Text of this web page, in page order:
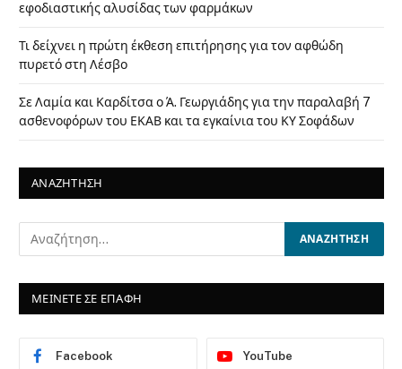
εφοδιαστικής αλυσίδας των φαρμάκων
Τι δείχνει η πρώτη έκθεση επιτήρησης για τον αφθώδη
πυρετό στη Λέσβο
Σε Λαμία και Καρδίτσα ο Ά. Γεωργιάδης για την παραλαβή 7
ασθενοφόρων του ΕΚΑΒ και τα εγκαίνια του ΚΥ Σοφάδων
ΑΝΑΖΗΤΗΣΗ
ΜΕΙΝΕΤΕ ΣΕ ΕΠΑΦΗ
Facebook YouTube